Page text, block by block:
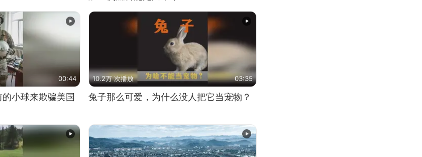
00:44
小球来欺骗美国
10.2万 次播放 03:35
兔子那么可爱，为什么没人把它当宠物？